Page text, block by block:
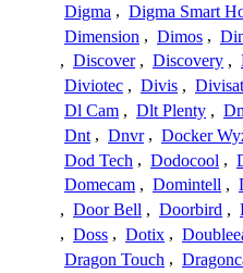
Digma , Digma Smart
Dimension , Dimos ,
, Discover , Discovery ,
Diviotec , Divis , Divisat
Dl Cam , Dlt Plenty ,
Dnt , Dnvr , Docker
Dod Tech , Dodocool ,
Domecam , Domintell ,
, Door Bell , Doorbird ,
, Doss , Dotix ,
Dragon Touch ,